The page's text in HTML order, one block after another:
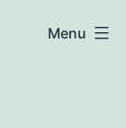
Menu